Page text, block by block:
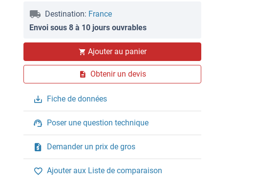
Destination: France
Envoi sous 8 à 10 jours ouvrables
Ajouter au panier
Obtenir un devis
Fiche de données
Poser une question technique
Demander un prix de gros
Ajouter aux Liste de comparaison